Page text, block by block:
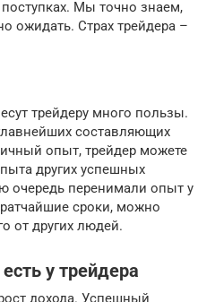
Мы точно знаем,
ожидать. Страх трейдера –
трейдеру много пользы.
составляющих
опыт, трейдер можете
других успешных
очередь перенимали опыт у
сроки, можно
от других людей.
у трейдера
дохода. Успешный